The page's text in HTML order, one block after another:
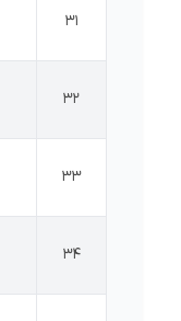
31
32
33
34